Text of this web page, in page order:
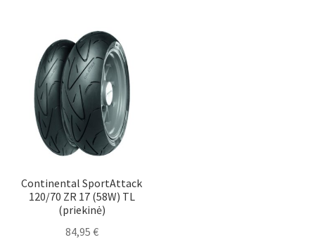
Continental SportAttack
120/70 ZR 17 (58W) TL
(priekinė)
84,95 €